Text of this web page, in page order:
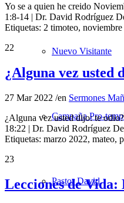
Nuevo Visitante
Campaña Pro-
Pastor David
Yo se a quien he creido
1:8-14 | Dr. David Rodríguez
Etiquetas: 2 timoteo,
22
¿Alguna vez usted
27 Mar 2022 /en Sermones
¿Alguna vez usted dijo: te
18:22 | Dr. David Rodríguez
Etiquetas: marzo 2022, mateo,
23
Lecciones de Vida: